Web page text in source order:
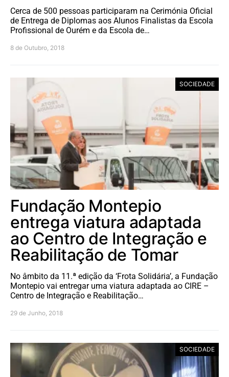
Cerca de 500 pessoas participaram na Cerimónia Oficial
de Entrega de Diplomas aos Alunos Finalistas da Escola
Profissional de Ourém e da Escola de…
8 de Outubro, 2018
SOCIEDADE
Fundação Montepio
entrega viatura adaptada
ao Centro de Integração e
Reabilitação de Tomar
No âmbito da 11.ª edição da ‘Frota Solidária’, a Fundação
Montepio vai entregar uma viatura adaptada ao CIRE –
Centro de Integração e Reabilitação…
29 de Junho, 2018
SOCIEDADE